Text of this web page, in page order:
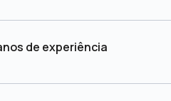
de experiência